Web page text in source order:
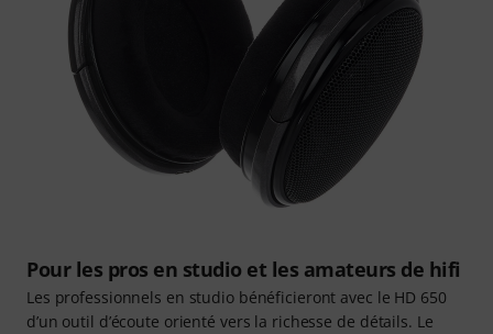
Pour les pros en studio et les amateurs de hifi
Les professionnels en studio bénéficieront avec le HD 650
d’un outil d’écoute orienté vers la richesse de détails. Le